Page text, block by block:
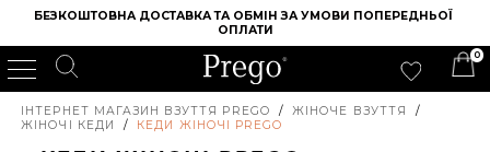
БЕЗКОШТОВНА ДОСТАВКА ТА ОБМІН ЗА УМОВИ ПОПЕРЕДНЬОЇ
ОПЛАТИ
0
ІНТЕРНЕТ МАГАЗИН ВЗУТТЯ PREGO / ЖІНОЧЕ ВЗУТТЯ
/
ЖІНОЧІ КЕДИ
/ КЕДИ ЖІНОЧІ PREGO